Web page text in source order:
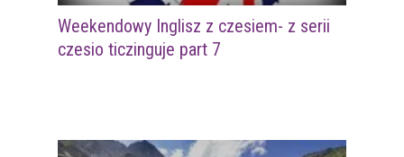
Weekendowy Inglisz z czesiem- z serii
czesio ticzinguje part 7